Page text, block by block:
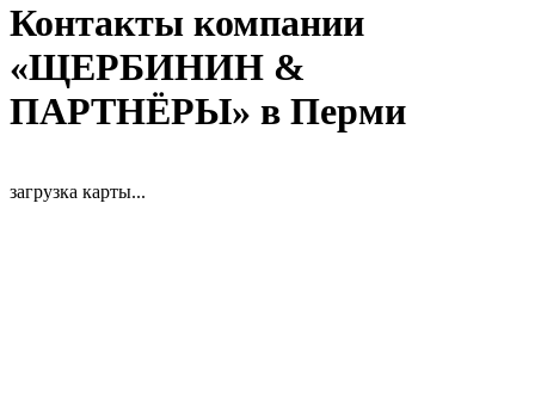
Контакты компании
«ЩЕРБИНИН &
ПАРТНЁРЫ» в Перми
загрузка карты...